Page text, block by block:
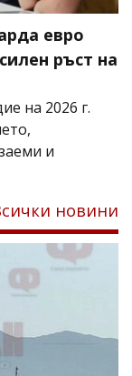
евро
ръст на
на 2026 г.
и
новини